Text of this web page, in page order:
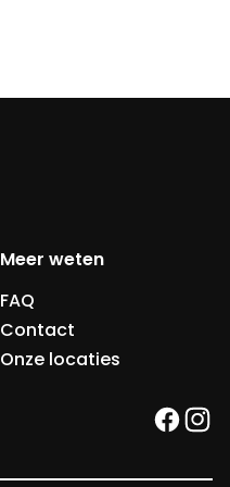
Meer weten
FAQ
Contact
Onze locaties